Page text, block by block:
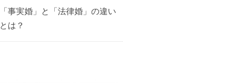
「事実婚」と「法律婚」の違い
とは？